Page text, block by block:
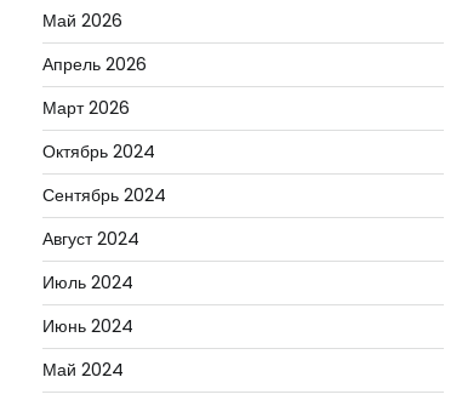
Май 2026
Апрель 2026
Март 2026
Октябрь 2024
Сентябрь 2024
Август 2024
Июль 2024
Июнь 2024
Май 2024